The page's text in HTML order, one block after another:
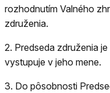
rozhodnutím Valného
združenia.
2. Predseda združenia
vystupuje v jeho mene.
3. Do pôsobnosti